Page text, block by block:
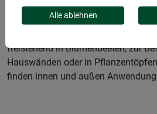
Mit Rankgittern und Spalieren dem
charmante Eleganz verleihen.
freistehend in Blumenbeeten, zur
Hauswänden oder in
finden innen und außen
Alle ablehnen